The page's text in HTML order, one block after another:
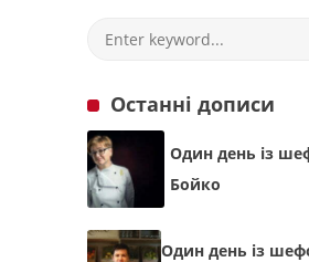
Останні дописи
Один день із
Бойко
Один день із